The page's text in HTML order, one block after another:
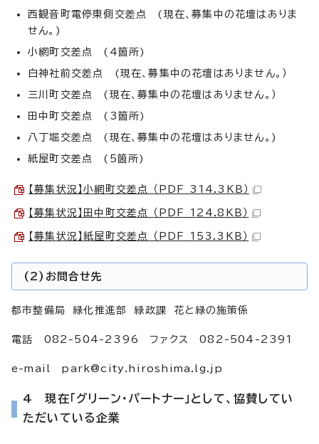
西観音町電停東側交差点 (現在、募集中の花壇はありま
せん。)
小網町交差点 (4箇所)
白神社前交差点 (現在、募集中の花壇はありません。）
三川町交差点 (現在、募集中の花壇はありません。）
田中町交差点 (3箇所)
八丁堀交差点 (現在、募集中の花壇はありません。)
紙屋町交差点 (5箇所)
【募集状況】小網町交差点 （PDF 314.3KB）
【募集状況】田中町交差点 （PDF 124.8KB）
【募集状況】紙屋町交差点 （PDF 153.3KB）
(2)お問合せ先
都市整備局 緑化推進部 緑政課 花と緑の施策係
電話 082-504-2396 ファクス 082-504-2391
e-mail park@city.hiroshima.lg.jp
4 現在「グリーン・パートナー」として、協賛してい
ただいている企業